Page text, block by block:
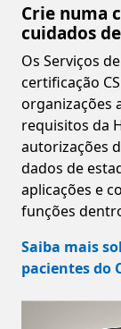
Crie numa
cuidados
Os Serviços
certificação
organizações
requisitos da
autorizações
dados de
aplicações e
funções
Saiba mais
pacientes do